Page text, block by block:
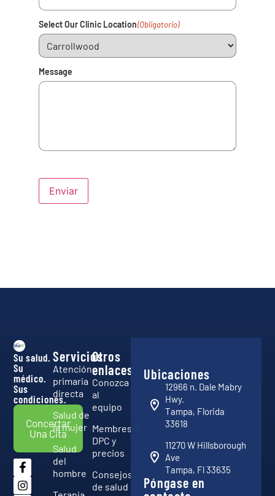
Select Our Clinic Location(Obligatorio)
Message
Enviar
Su salud.
Su
médico.
Sus
condiciones.
Concertar
Una Cita
Servicios
Atención
primaria
directa
Salud de
la mujer
Salud
del
hombre
Otros
enlaces
Conozca
al
equipo
Membresía
DPC y
precios
Consejos
de salud
Ubicaciones
12966 n. Dale Mabry
Hwy.
Tampa, Florida
33618
11270 W Hillsborough
Ave
Tampa, Fl 33635
Póngase en